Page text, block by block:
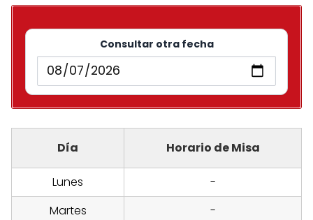
Consultar otra fecha
Día Horario de Misa
Lunes
-
Martes
-